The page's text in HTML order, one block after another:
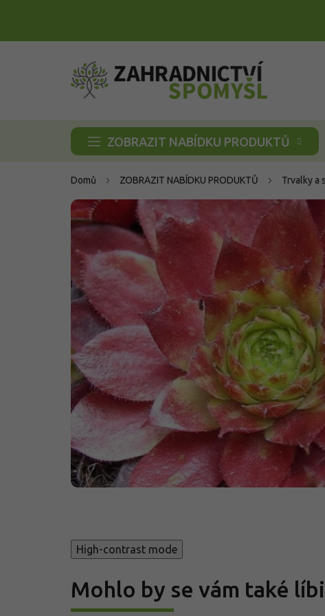
ZOBRAZIT NABÍDKU PRODUKTŮ
Domů ZOBRAZIT NABÍDKU PRODUKTŮ Trvalky a
High-contrast mode
Mohlo by se vám také